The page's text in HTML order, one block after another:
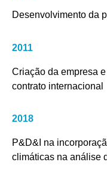
Desenvolvimento da
2011
Criação da empresa
contrato internacional
2018
P&D&I na
climáticas na análise